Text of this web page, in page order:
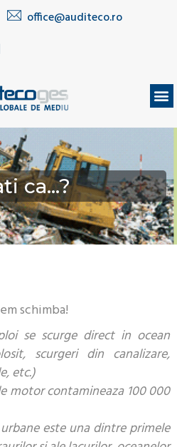
office@auditeco.ro
ca…?
schimba!
se scurge direct in ocean
scurgeri din canalizare,
etc.)
motor contamineaza 100 000
este una dintre primele